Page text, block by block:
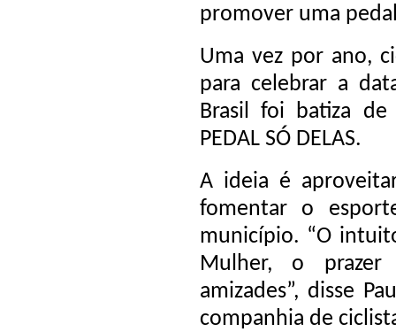
promover uma
Uma vez por ano,
para celebrar a
Brasil foi batiza de
PEDAL SÓ DELAS.
A ideia é
fomentar o
município. “O
Mulher, o prazer
amizades”, disse
companhia de